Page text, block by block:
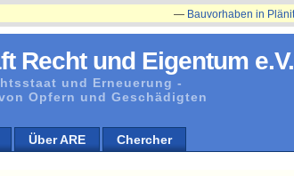
Recht und Eigentum e.V.
und Erneuerung -
Opfern und Geschädigten
Über ARE Chercher
— Bauvorhaben in